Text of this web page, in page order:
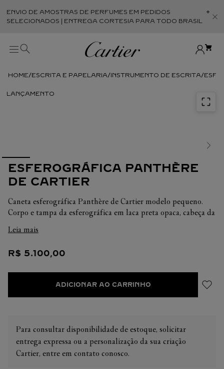
ENVIO DE AMOSTRAS DE PERFUMES EM PEDIDOS
SELECIONADOS | ENTREGA CORTESIA PARA TODO BRASIL
ESCRITA E PAPELARIA INSTRUMENTO DE ESCRITA
ESFEROGRÁFICA PANTHÈRE
DE CARTIER
Caneta esferográfica Panthère de Cartier modelo pequeno.
Corpo e tampa da esferográfica em laca preta opaca, cabeça da
pormenores com acabamento em ouro 750/1000. Cabochão
de um cartucho de caneta esferográfica, tinta azul, tamanho
Leia mais
R$ 5.100,00
ADICIONAR AO CARRINHO
Para consultar disponibilidade de estoque, solicitar
entrega expressa ou a personalização da sua criação
Cartier, entre em contato conosco.